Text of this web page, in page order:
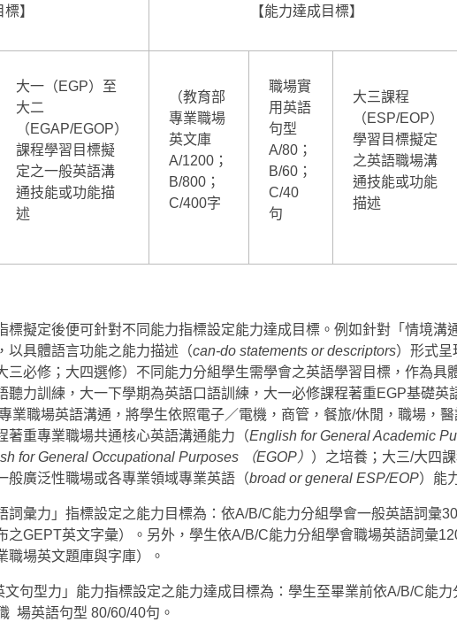
】 【能力達成目標】
大一（EGP）至
大二
（EGAP/EGOP）
課程學習目標擬
定之一般英語溝
通技能或功能描
述
（教育部
專業職場
英文庫
A/1200；
B/800；
C/400字
職場實
用英語
句型
A/80；
B/60；
C/40
句
大三課程
（ESP/EOP）
學習目標擬定
之英語職場溝
通技能或功能
描述
標擬定後便可針對不同能力指標設定能力達成目標。例如針對「情境溝
以具體語言功能之能力描述（can-do statements or descriptors）形式呈
三必修；大四選修）不同能力分組學生需學會之英語學習目標，作為具
聽力訓練，大一下學期為英語口語訓練，大一必修課程著重EGP基礎英
業職場英語溝通，將學生依照電子／電機，商管，餐旅/休閒，職場，
著重專業職場共通核心英語溝通能力（English for General Academic
for General Occupational Purposes （EGOP） ）之培養；大三/大四
般廣泛性職場或各專業領域專業英語（broad or general ESP/EOP）能
詞彙力」指標設定之能力目標為：依A/B/C能力分組學會一般英語詞彙
之GEPT英文字彙）。另外，學生依A/B/C能力分組學會職場英語詞彙
職場英文題庫與字庫）。
型力」能力指標設定之能力達成目標為：學生至畢業前依A/B/C能力
場英語句型 80/60/40句。